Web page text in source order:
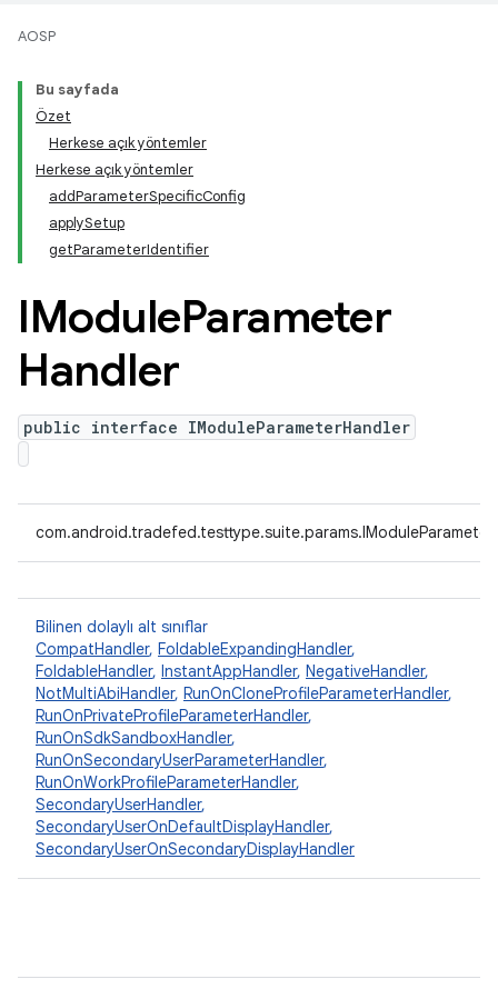
AOSP
Bu sayfada
Özet
Herkese açık yöntemler
Herkese açık yöntemler
addParameterSpecificConfig
applySetup
getParameterIdentifier
IModuleParameter
Handler
public interface IModuleParameterHandler
Bilinen dolaylı alt sınıflar
CompatHandler, FoldableExpandingHandler,
FoldableHandler, InstantAppHandler, NegativeHandler,
NotMultiAbiHandler, RunOnCloneProfileParameterHandler,
RunOnPrivateProfileParameterHandler,
RunOnSdkSandboxHandler,
RunOnSecondaryUserParameterHandler,
RunOnWorkProfileParameterHandler,
SecondaryUserHandler,
SecondaryUserOnDefaultDisplayHandler,
SecondaryUserOnSecondaryDisplayHandler